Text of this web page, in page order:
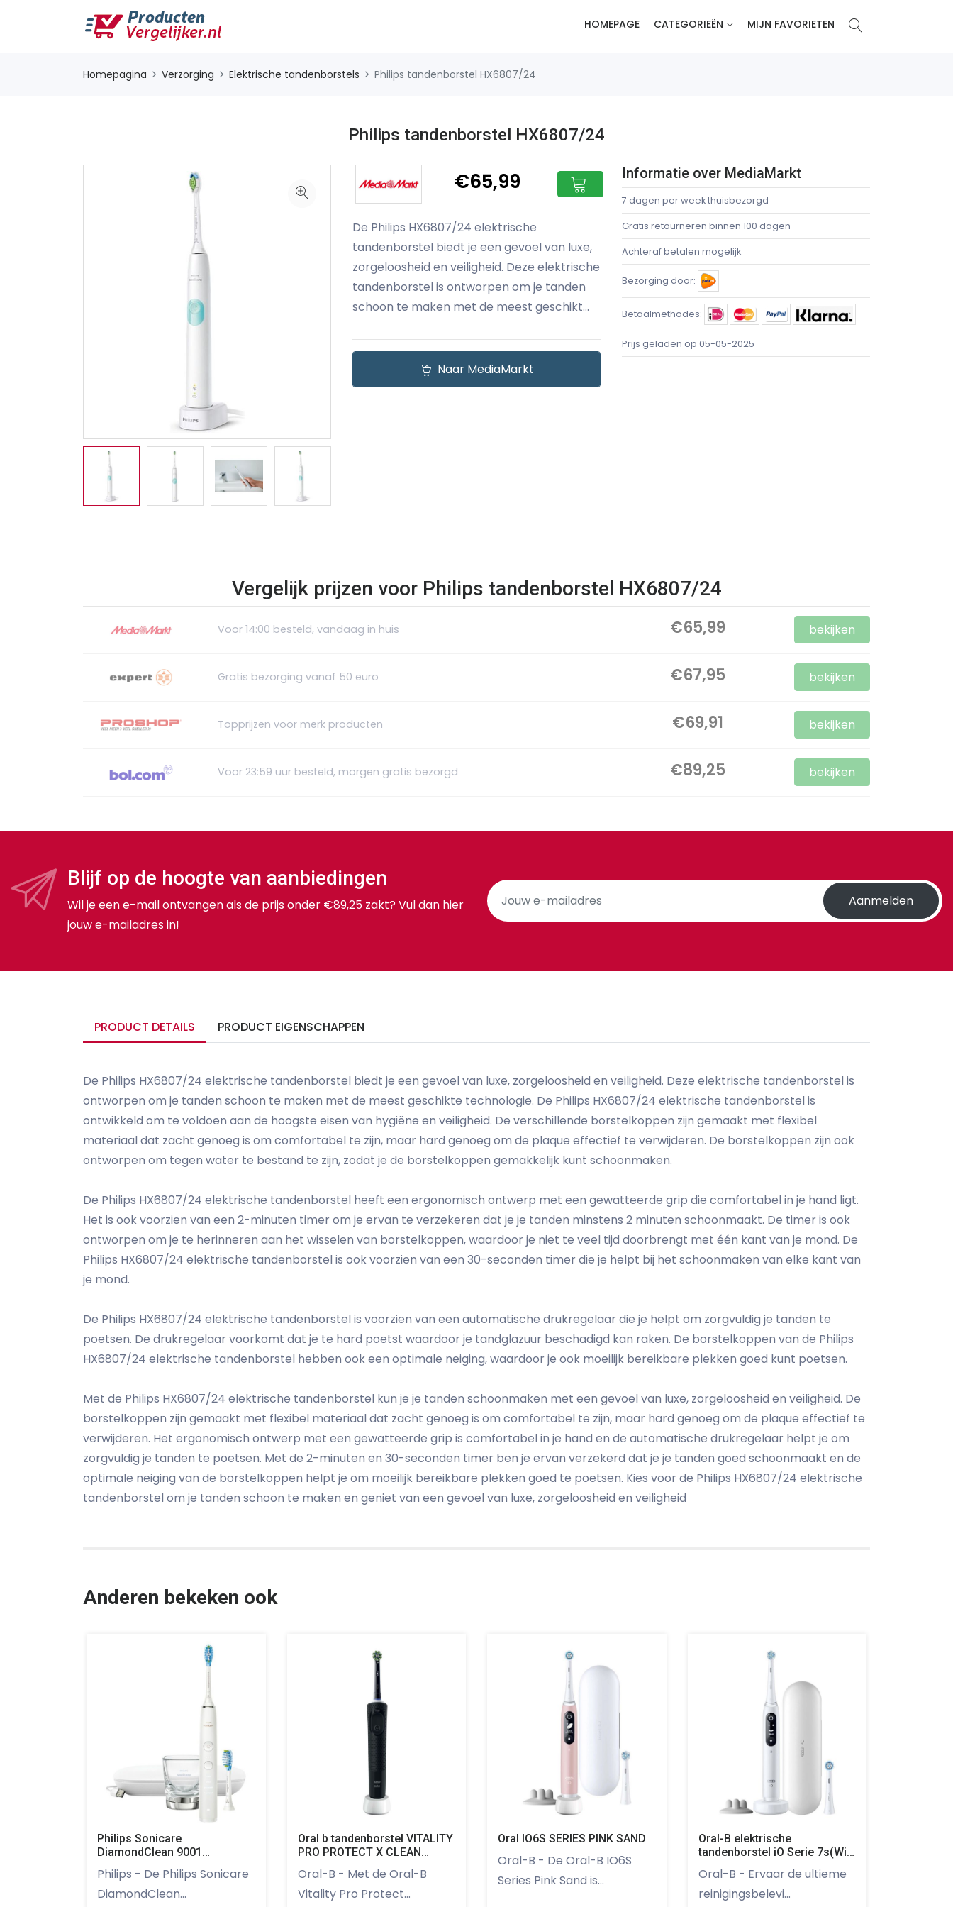
HOMEPAGE CATEGORIEËN MIJN FAVORIETEN
Homepagina Verzorging Elektrische tandenborstels Philips tandenborstel HX6807/24
Philips tandenborstel HX6807/24
€65,99
De Philips HX6807/24 elektrische
tandenborstel biedt je een gevoel van luxe,
zorgeloosheid en veiligheid. Deze elektrische
tandenborstel is ontworpen om je tanden
schoon te maken met de meest geschikt...
Naar MediaMarkt
Informatie over MediaMarkt
7 dagen per week thuisbezorgd
Gratis retourneren binnen 100 dagen
Achteraf betalen mogelijk
Bezorging door:
Betaalmethodes:
Prijs geladen op 05-05-2025
Vergelijk prijzen voor Philips tandenborstel HX6807/24
Voor 14:00 besteld, vandaag in huis €65,99 bekijken
Gratis bezorging vanaf 50 euro €67,95 bekijken
Topprijzen voor merk producten €69,91 bekijken
Voor 23:59 uur besteld, morgen gratis bezorgd €89,25 bekijken
Blijf op de hoogte van aanbiedingen
Wil je een e-mail ontvangen als de prijs onder €89,25 zakt? Vul dan hier
jouw e-mailadres in!
Aanmelden
PRODUCT DETAILS PRODUCT EIGENSCHAPPEN
De Philips HX6807/24 elektrische tandenborstel biedt je een gevoel van luxe, zorgeloosheid en veiligheid. Deze elektrische tandenborstel is
ontworpen om je tanden schoon te maken met de meest geschikte technologie. De Philips HX6807/24 elektrische tandenborstel is
ontwikkeld om te voldoen aan de hoogste eisen van hygiëne en veiligheid. De verschillende borstelkoppen zijn gemaakt met flexibel
materiaal dat zacht genoeg is om comfortabel te zijn, maar hard genoeg om de plaque effectief te verwijderen. De borstelkoppen zijn ook
ontworpen om tegen water te bestand te zijn, zodat je de borstelkoppen gemakkelijk kunt schoonmaken.
De Philips HX6807/24 elektrische tandenborstel heeft een ergonomisch ontwerp met een gewatteerde grip die comfortabel in je hand ligt.
Het is ook voorzien van een 2-minuten timer om je ervan te verzekeren dat je je tanden minstens 2 minuten schoonmaakt. De timer is ook
ontworpen om je te herinneren aan het wisselen van borstelkoppen, waardoor je niet te veel tijd doorbrengt met één kant van je mond. De
Philips HX6807/24 elektrische tandenborstel is ook voorzien van een 30-seconden timer die je helpt bij het schoonmaken van elke kant van
je mond.
De Philips HX6807/24 elektrische tandenborstel is voorzien van een automatische drukregelaar die je helpt om zorgvuldig je tanden te
poetsen. De drukregelaar voorkomt dat je te hard poetst waardoor je tandglazuur beschadigd kan raken. De borstelkoppen van de Philips
HX6807/24 elektrische tandenborstel hebben ook een optimale neiging, waardoor je ook moeilijk bereikbare plekken goed kunt poetsen.
Met de Philips HX6807/24 elektrische tandenborstel kun je je tanden schoonmaken met een gevoel van luxe, zorgeloosheid en veiligheid. De
borstelkoppen zijn gemaakt met flexibel materiaal dat zacht genoeg is om comfortabel te zijn, maar hard genoeg om de plaque effectief te
verwijderen. Het ergonomisch ontwerp met een gewatteerde grip is comfortabel in je hand en de automatische drukregelaar helpt je om
zorgvuldig je tanden te poetsen. Met de 2-minuten en 30-seconden timer ben je ervan verzekerd dat je je tanden goed schoonmaakt en de
optimale neiging van de borstelkoppen helpt je om moeilijk bereikbare plekken goed te poetsen. Kies voor de Philips HX6807/24 elektrische
tandenborstel om je tanden schoon te maken en geniet van een gevoel van luxe, zorgeloosheid en veiligheid
Anderen bekeken ook
Philips Sonicare
DiamondClean 9001
Philips - De Philips Sonicare
DiamondClean...
Oral b tandenborstel VITALITY
PRO PROTECT X CLEAN
Oral-B - Met de Oral-B
Vitality Pro Protect...
Oral IO6S SERIES PINK SAND
Oral-B - De Oral-B IO6S
Series Pink Sand is...
Oral-B elektrische
tandenborstel iO Serie 7s(Wit)
Oral-B - Ervaar de ultieme
reinigingsbelevi...